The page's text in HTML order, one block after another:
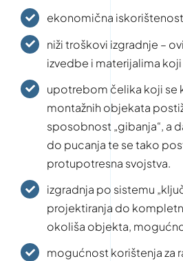
ekonomična
niži troškovi izgradnje –
izvedbe i materijalima
upotrebom čelika koji se
montažnih objekata
sposobnost „gibanja“, a
do pucanja te se tako
protupotresna svojstva.
izgradnja po sistemu
projektiranja do
okoliša objekta,
mogućnost korištenja za